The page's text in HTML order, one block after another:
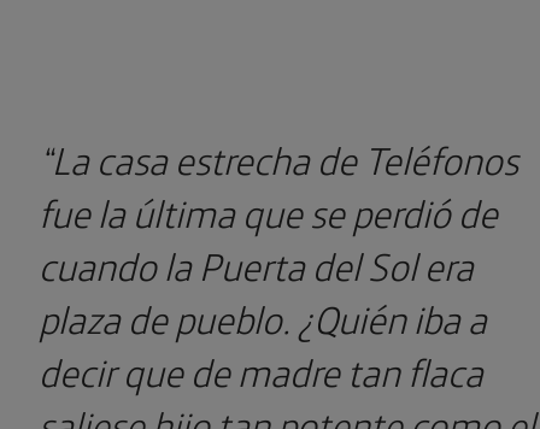
“La casa estrecha de Teléfonos
fue la última que se perdió de
cuando la Puerta del Sol era
plaza de pueblo. ¿Quién iba a
decir que de madre tan flaca